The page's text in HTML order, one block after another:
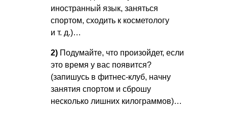
иностранный язык, заняться
спортом, сходить к косметологу
и т. д.)…
2) Подумайте, что произойдет, если
это время у вас появится?
(запишусь в фитнес-клуб, начну
занятия спортом и сброшу
несколько лишних килограммов)…